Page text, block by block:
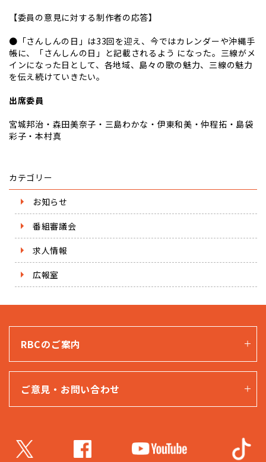
【委員の意見に対する制作者の応答】
●「さんしんの日」は33回を迎え、今ではカレンダーや沖縄手
帳に、「さんしんの日」と記載されるよう になった。三線がメ
インになった日として、各地域、島々の歌の魅力、三線の魅力
を伝え続けていきたい。
出席委員
宮城邦治・森田美奈子・三島わかな・伊東和美・仲程拓・島袋
彩子・本村真
カテゴリー
お知らせ
番組審議会
求人情報
広報室
RBCのご案内
ご意見・お問い合わせ